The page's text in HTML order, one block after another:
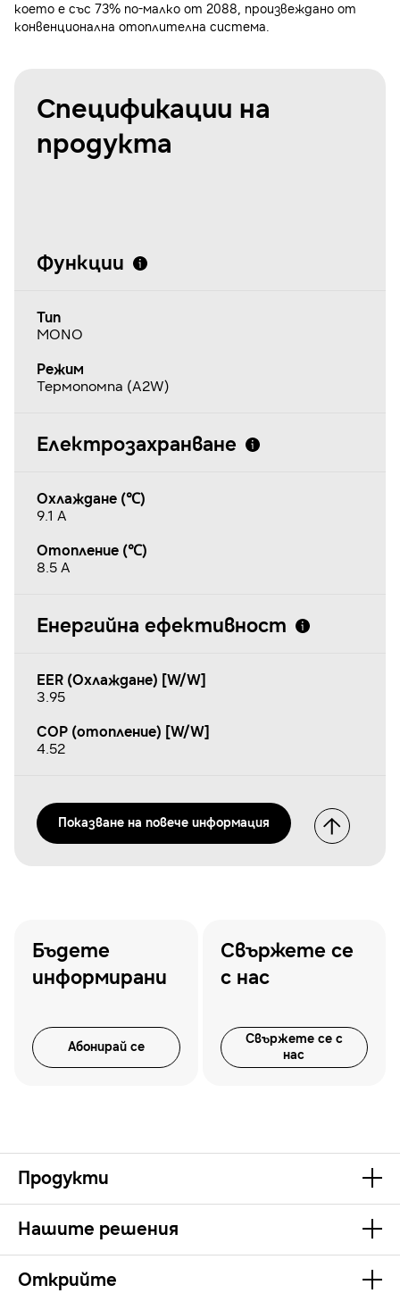
което е със 73% по-малко от 2088, произвеждано от
конвенционална отоплителна система.
Спецификации на
продукта
Функции
Тип
MONO
Режим
Термопомпа (A2W)
Електрозахранване
Охлаждане (℃)
9.1 A
Отопление (℃)
8.5 A
Енергийна ефективност
EER (Охлаждане) [W/W]
3.95
COP (отопление) [W/W]
4.52
Показванe на повече информация
Бъдете
информирани
Абонирай се
Свържете се
с нас
Свържете се с
нас
Продукти
Нашите решения
Открийте